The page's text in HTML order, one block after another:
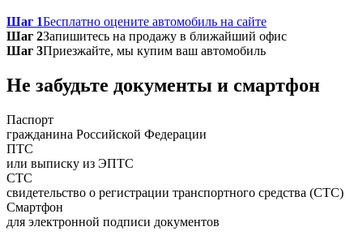
Шаг 1Бесплатно оцените автомобиль на сайте
Шаг 2Запишитесь на продажу в ближайший офис
Шаг 3Приезжайте, мы купим ваш автомобиль
Не забудьте документы и смартфон
Паспорт
гражданина Российской Федерации
ПТС
или выписку из ЭПТС
СТС
свидетельство о регистрации транспортного средства (СТС)
Смартфон
для электронной подписи документов